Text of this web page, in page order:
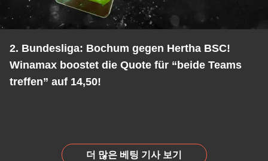
2. Bundesliga: Bochum gegen Hertha BSC!
Winamax boostet die Quote für “beide Teams
treffen” auf 14,50!
더 많은 베팅 기사 보기